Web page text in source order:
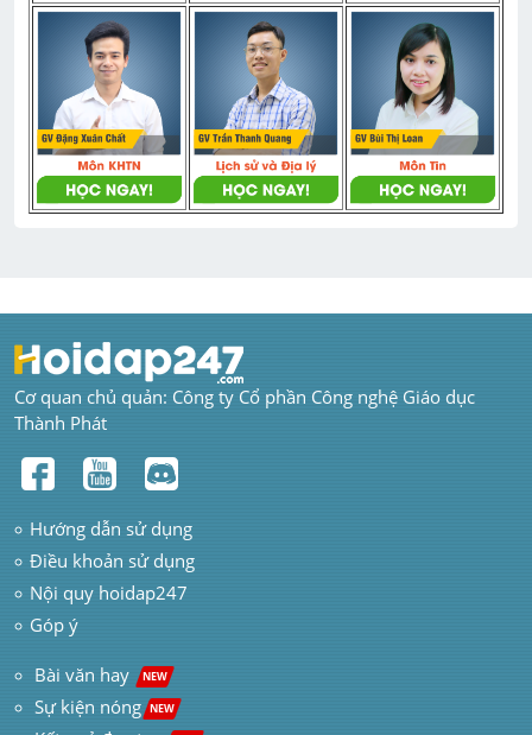
Cơ quan chủ quản: Công ty Cổ phần Công nghệ Giáo dục
Thành Phát
Hướng dẫn sử dụng
Điều khoản sử dụng
Nội quy hoidap247
Góp ý
Bài văn hay NEW
Sự kiện nóng NEW